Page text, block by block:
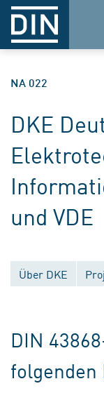
NA 022
DKE
und VDE
Über DKE
DIN